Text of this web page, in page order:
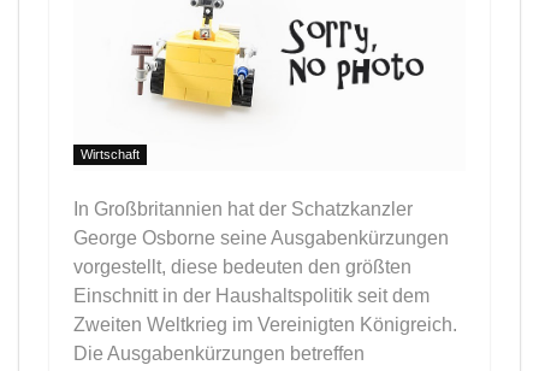
Wirtschaft
In Großbritannien hat der Schatzkanzler
George Osborne seine Ausgabenkürzungen
vorgestellt, diese bedeuten den größten
Einschnitt in der Haushaltspolitik seit dem
Zweiten Weltkrieg im Vereinigten Königreich.
Die Ausgabenkürzungen betreffen